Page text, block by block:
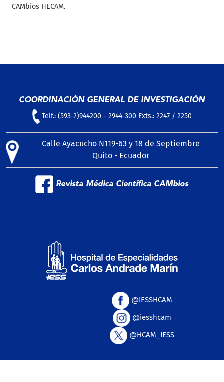
CAMbios HECAM.
COORDINACIÓN GENERAL DE INVESTIGACIÓN
Telf.: (593-2)944200 - 2944-300 Exts.: 2247 / 2250
Calle Ayacucho N119-63 y 18 de Septiembre
Quito - Ecuador
Revista Médica Científica CAMbios
@IESSHCAM
@iesshcam
@HCAM_IESS